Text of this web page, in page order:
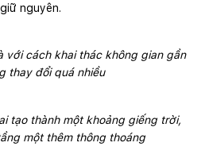
nguyên.
với cách khai thác không gian gần
thay đổi quá nhiều
tạo thành một khoảng giếng trời,
một thêm thông thoáng